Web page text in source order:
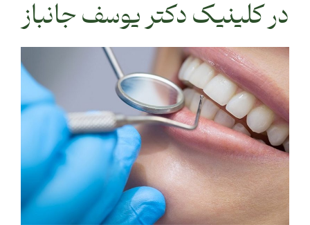
در کلینیک دکتر یوسف جانباز